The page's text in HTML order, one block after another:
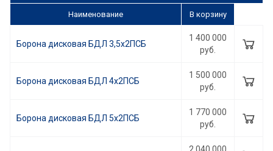
Наименование В корзину
Борона дисковая БДЛ 3,5х2ПСБ
1 400 000
руб.
Борона дисковая БДЛ 4х2ПСБ
1 500 000
руб.
Борона дисковая БДЛ 5х2ПСБ
1 770 000
руб.